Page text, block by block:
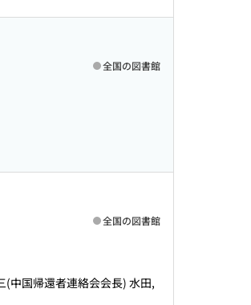
全国の図書館
全国の図書館
(中国帰還者連絡会会長) 水田,